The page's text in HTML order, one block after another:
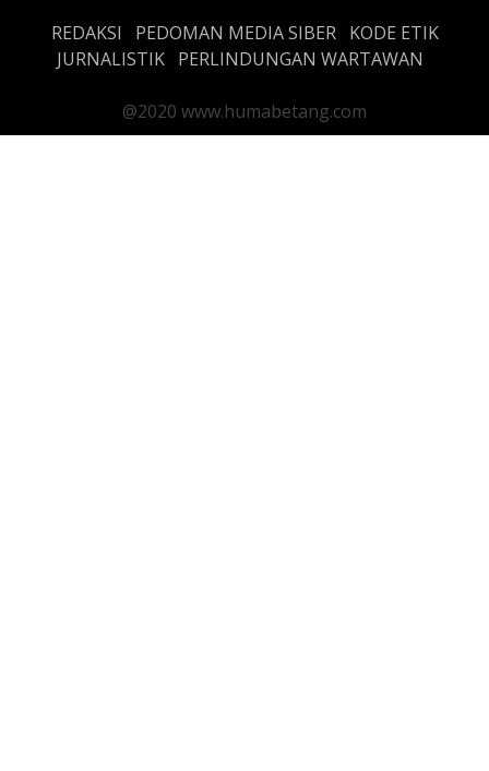
REDAKSI PEDOMAN MEDIA SIBER
KODE ETIK
JURNALISTIK PERLINDUNGAN WARTAWAN
@2020 www.humabetang.com